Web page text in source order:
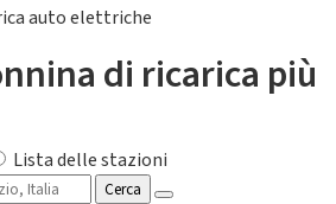
auto elettriche
di ricarica più
Lista delle stazioni
Cerca